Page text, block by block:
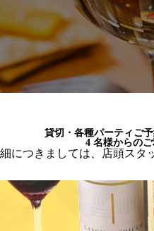
貸切・各種パーティご
4 名様からのご
につきましては、店頭スタ